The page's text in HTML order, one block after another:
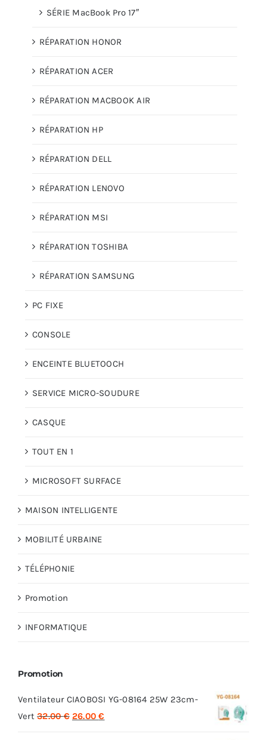
SÉRIE MacBook Pro 17″
RÉPARATION HONOR
RÉPARATION ACER
RÉPARATION MACBOOK AIR
RÉPARATION HP
RÉPARATION DELL
RÉPARATION LENOVO
RÉPARATION MSI
RÉPARATION TOSHIBA
RÉPARATION SAMSUNG
PC FIXE
CONSOLE
ENCEINTE BLUETOOCH
SERVICE MICRO-SOUDURE
CASQUE
TOUT EN 1
MICROSOFT SURFACE
MAISON INTELLIGENTE
MOBILITÉ URBAINE
TÉLÉPHONIE
Promotion
INFORMATIQUE
Promotion
Ventilateur CIAOBOSI YG-08164 25W 23cm-
Vert 32.00€ Le
26.00€